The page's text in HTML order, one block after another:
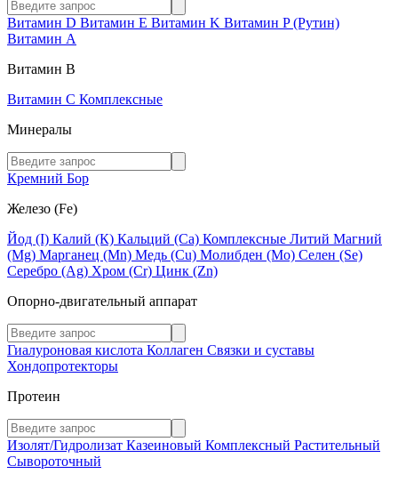
Витамин D Витамин E Витамин K Витамин P (Рутин)
Витамин А
Витамин В
Витамин C Комплексные
Минералы
Кремний Бор
Железо (Fe)
Йод (I) Калий (К) Кальций (Са) Комплексные Литий Магний
(Mg) Марганец (Mn) Медь (Сu) Молибден (Мо) Селен (Se)
Серебро (Ag) Хром (Cr) Цинк (Zn)
Опорно-двигательный аппарат
Гиалуроновая кислота Коллаген Связки и суставы
Хондопротекторы
Протеин
Изолят/Гидролизат Казеиновый Комплексный Растительный
Сывороточный